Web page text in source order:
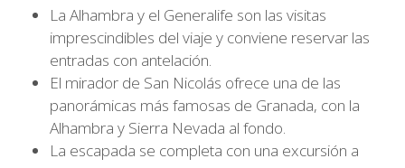
La Alhambra y el Generalife son las visitas
imprescindibles del viaje y conviene reservar las
entradas con antelación.
El mirador de San Nicolás ofrece una de las
panorámicas más famosas de Granada, con la
Alhambra y Sierra Nevada al fondo.
La escapada se completa con una excursión a